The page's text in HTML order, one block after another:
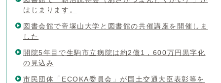
はじまります。
図書会館で帝塚山大学と図書館の共催講座を開催しま
した
開院5年目で生駒市立病院は約2億1，600万円黒字化
の見込み
市民団体「ECOKA委員会」が国土交通大臣表彰等を